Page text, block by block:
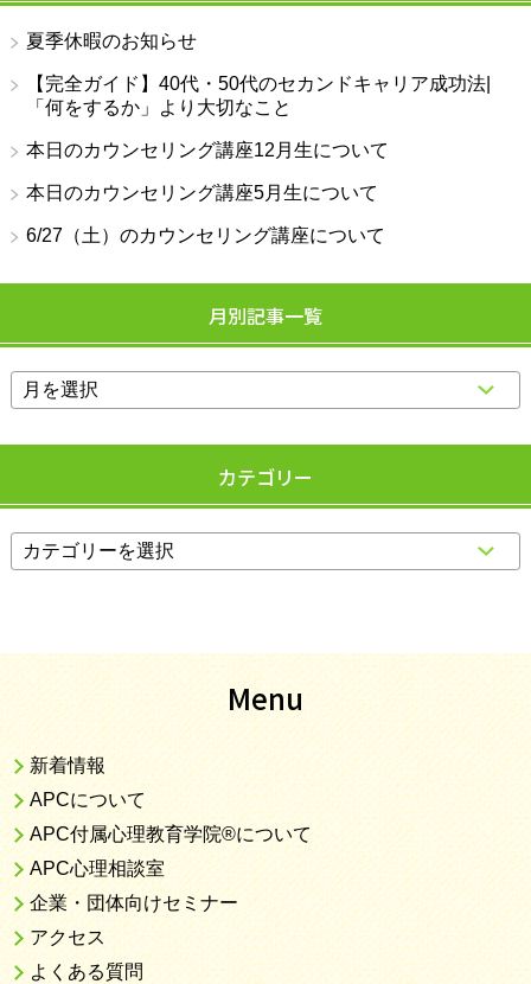
夏季休暇のお知らせ
【完全ガイド】40代・50代のセカンドキャリア成功法|
「何をするか」より大切なこと
本日のカウンセリング講座12月生について
本日のカウンセリング講座5月生について
6/27（土）のカウンセリング講座について
月別記事一覧
カテゴリー
Menu
新着情報
APCについて
APC付属心理教育学院®について
APC心理相談室
企業・団体向けセミナー
アクセス
よくある質問